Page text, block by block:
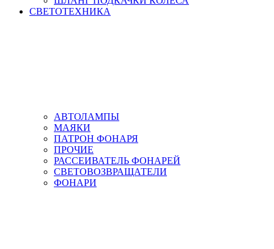
СВЕТОТЕХНИКА
АВТОЛАМПЫ
МАЯКИ
ПАТРОН ФОНАРЯ
ПРОЧИЕ
РАССЕИВАТЕЛЬ ФОНАРЕЙ
СВЕТОВОЗВРАЩАТЕЛИ
ФОНАРИ